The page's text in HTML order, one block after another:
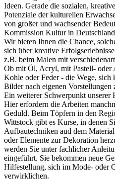
Ideen. Gerade die sozialen,
Potenziale der kulturellen
von großer und wachsender
Kommission Kultur in
Wir bieten Ihnen die Chance,
sich über kreative
z.B. beim Malen mit
Ob mit Öl, Acryl, mit Pastell- oder
Kohle oder Feder - die Wege, sich
Bilder nach eigenen
Ein weiterer Schwerpunkt unserer
Hier erfordern die Arbeiten
Geduld. Beim Töpfern in den
Wittstock gibt es Kurse, in denen
Aufbautechniken aud dem
oder Elemente zur Dekoration
werden Sie unter fachlicher
eingeführt. Sie bekommen neue
Hilfestellung, sich im Mode- oder
verwirklichen.